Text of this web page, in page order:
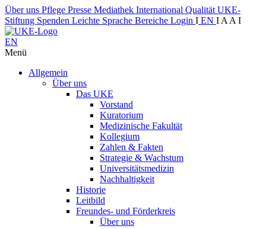
Über uns Pflege Presse Mediathek International Qualität UKE-
Stiftung Spenden Leichte Sprache Bereiche Login I EN I A A I
EN
Menü
Allgemein
Über uns
Das UKE
Vorstand
Kuratorium
Medizinische Fakultät
Kollegium
Zahlen & Fakten
Strategie & Wachstum
Universitätsmedizin
Nachhaltigkeit
Historie
Leitbild
Freundes- und Förderkreis
Über uns